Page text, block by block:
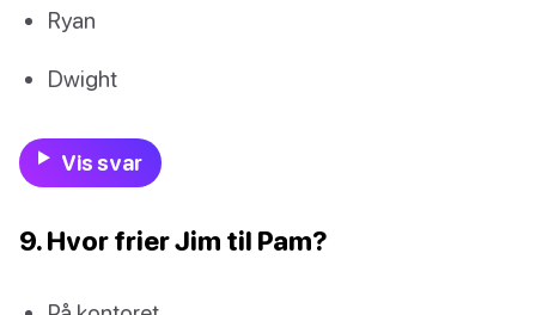
Ryan
Dwight
Vis svar
9. Hvor frier Jim til Pam?